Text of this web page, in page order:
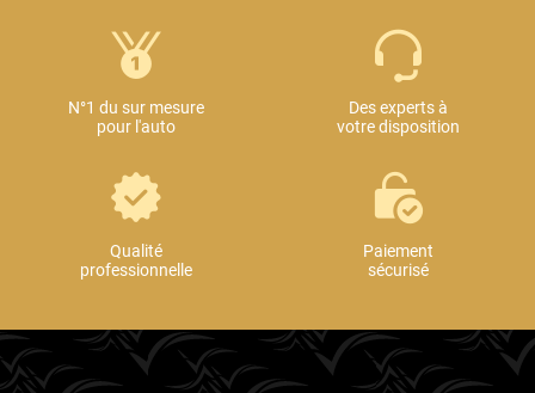
N°1 du sur mesure
pour l'auto
Des experts à
votre disposition
Qualité
professionnelle
Paiement
sécurisé